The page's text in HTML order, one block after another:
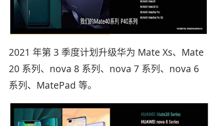
2021 年第 3 季度计划升级华为 Mate Xs、Mate
20 系列、nova 8 系列、nova 7 系列、nova 6
系列、MatePad 等。